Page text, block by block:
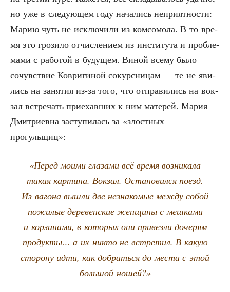
но уже в сле­ду­ю­щем году нача­лись непри­ят­но­сти:
Марию чуть не исклю­чи­ли из ком­со­мо­ла. В то вре­
мя это гро­зи­ло отчис­ле­ни­ем из инсти­ту­та и про­бле­
ма­ми с рабо­той в буду­щем. Виной все­му было
сочув­ствие Коври­ги­ной сокурс­ни­цам — те не яви­
лись на заня­тия из-за того, что отпра­ви­лись на вок­
зал встре­чать при­е­хав­ших к ним мате­рей. Мария
Дмит­ри­ев­на засту­пи­лась за «злост­ных
прогульщиц»:
«Перед мои­ми гла­за­ми всё вре­мя воз­ни­ка­ла
такая кар­ти­на. Вок­зал. Оста­но­вил­ся поезд.
Из ваго­на вышли две незна­ко­мые меж­ду собой
пожи­лые дере­вен­ские жен­щи­ны с меш­ка­ми
и кор­зи­на­ми, в кото­рых они при­вез­ли доче­рям
про­дук­ты… а их никто не встре­тил. В какую
сто­ро­ну идти, как добрать­ся до места с этой
боль­шой ношей?»